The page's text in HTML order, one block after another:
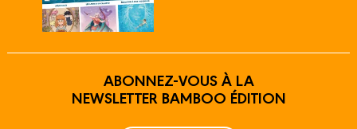
ABONNEZ-VOUS À LA
NEWSLETTER BAMBOO ÉDITION